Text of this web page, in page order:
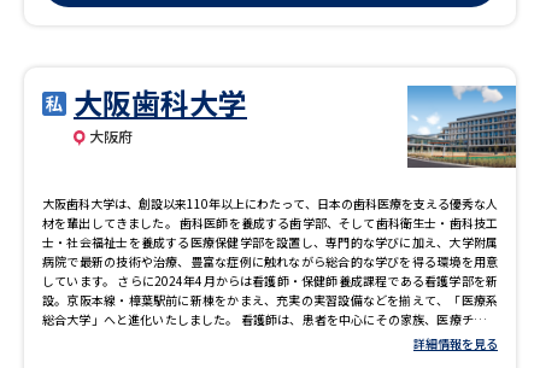
大阪歯科大学
大阪府
大阪歯科大学は、創設以来110年以上にわたって、日本の歯科医療を支える優秀な人
材を輩出してきました。 歯科医師を養成する歯学部、そして歯科衛生士・歯科技工
士・社会福祉士を養成する医療保健学部を設置し、専門的な学びに加え、大学附属
病院で最新の技術や治療、豊富な症例に触れながら総合的な学びを得る環境を用意
しています。 さらに2024年4月からは看護師・保健師養成課程である看護学部を新
設。京阪本線・樟葉駅前に新棟をかまえ、充実の実習設備などを揃えて、「医療系
総合大学」へと進化いたしました。 看護師は、患者を中心にその家族、医療チーム
のメンバーをつないで、より安全で安心な治療を支援し、よりあたたかなケアを実
現するための「要」といえる存在です。大阪歯科大学看護学科では、確かな看護実
詳細情報を見る